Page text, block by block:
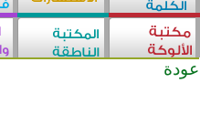
عودة